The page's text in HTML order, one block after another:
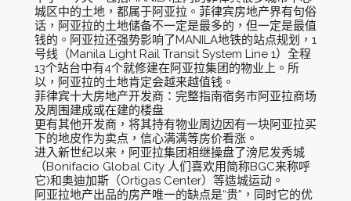
城区中的土地，都属于阿亚拉。菲律宾房地产界有句俗
话，阿亚拉的土地储备不一定是最多的，但一定是最值
钱的。阿亚拉还强势影响了MANILA地铁的站点规划，1
号线（Manila Light Rail Transit System Line 1）全程
13个站台中有4个就修建在阿亚拉集团的物业上。所
以，阿亚拉的土地肯定会越来越值钱。
菲律宾十大房地产开发商：完整指南宿务市阿亚拉商场
及周围建成或在建的楼盘
更有其他开发商，将其持有物业周边因有一块阿亚拉买
下的地皮作为卖点，信心满满等房价看涨。
进入新世纪以来，阿亚拉集团相继操盘了滂尼发秀城
（Bonifacio Global City 人们喜欢用简称BGC来称呼
它)和奥迪加斯（Ortigas Center）等造城运动。
阿亚拉地产出品的房产唯一的缺点是“贵”，同时它的优